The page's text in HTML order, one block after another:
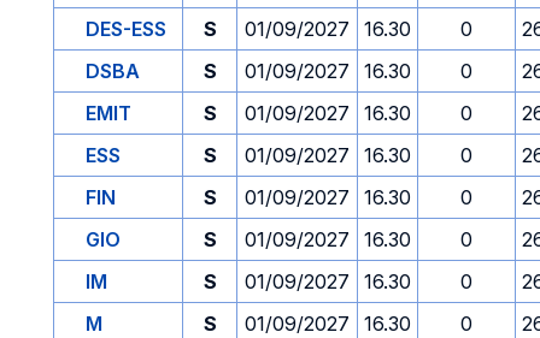
DES-ESS
S 01/09/2027 16.30 0
DSBA
S 01/09/2027 16.30 0
EMIT
S 01/09/2027 16.30 0
ESS
S 01/09/2027 16.30 0
FIN
S 01/09/2027 16.30 0
GIO
S 01/09/2027 16.30 0
IM
S 01/09/2027 16.30 0
M
S 01/09/2027 16.30 0